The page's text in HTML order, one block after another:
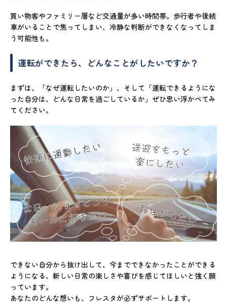
買い物客やファミリー層など交通量が多い時間帯。歩行者や後続
車がいることで焦ってしまい、冷静な判断ができなくなってしま
う可能性も。
運転ができたら、どんなことがしたいですか？
まずは、「なぜ運転したいのか」、そして「運転できるようにな
った自分は、どんな日常を過ごしているか」ぜひ思い浮かべてみ
てください。
できない自分から抜け出して、今までできなかったことができる
ようになる、新しい日常の楽しさや喜びを感じてほしいと強く願
っています。
あなたのどんな想いも、フレスタが必ずサポートします。